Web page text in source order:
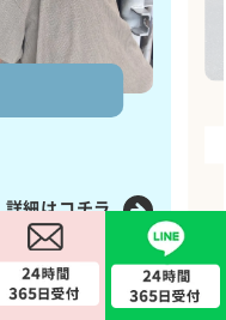
詳細はコチラ
・時間・内容など